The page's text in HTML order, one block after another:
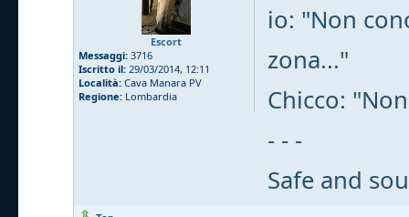
Escort
Messaggi: 3716
Iscritto il: 29/03/2014, 12:11
Località: Cava Manara PV
Regione: Lombardia
io: "Non
zona..."
Chicco:
- - -
Safe and